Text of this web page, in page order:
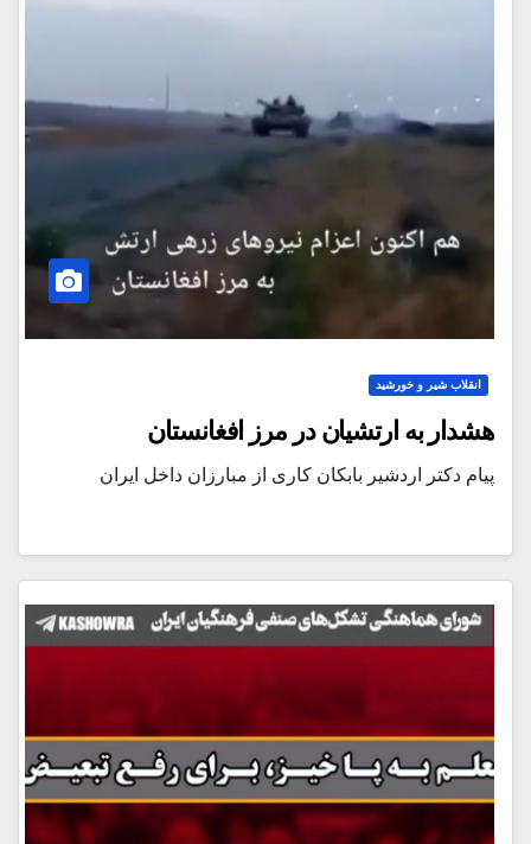
انقلاب شیر و خورشید
هشدار به ارتشیان در مرز افغانستان
پیام دکتر اردشیر بابکان کاری از مبارزان داخل ایران